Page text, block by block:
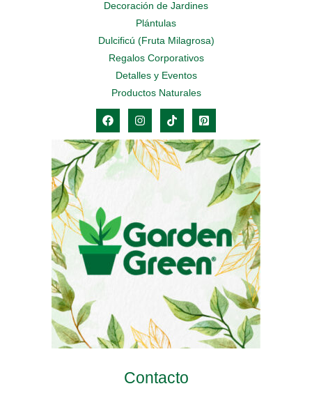
Decoración de Jardines
Plántulas
Dulcificú (Fruta Milagrosa)
Regalos Corporativos
Detalles y Eventos
Productos Naturales
Contacto